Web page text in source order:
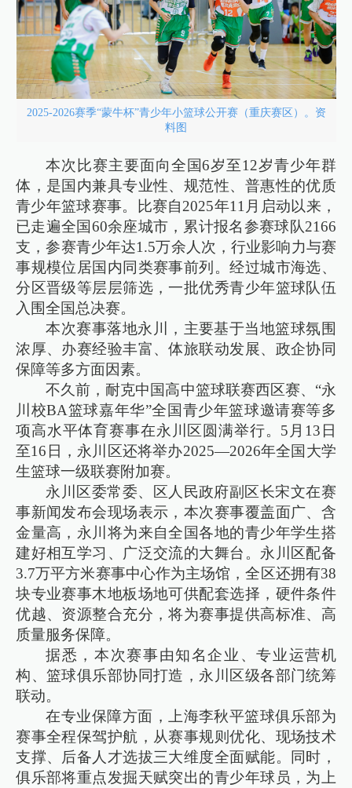
2025-2026赛季“蒙牛杯”青少年小篮球公开赛（重庆赛区）。资
料图
本次比赛主要面向全国6岁至12岁青少年群
体，是国内兼具专业性、规范性、普惠性的优质
青少年篮球赛事。比赛自2025年11月启动以来，
已走遍全国60余座城市，累计报名参赛球队2166
支，参赛青少年达1.5万余人次，行业影响力与赛
事规模位居国内同类赛事前列。经过城市海选、
分区晋级等层层筛选，一批优秀青少年篮球队伍
入围全国总决赛。
本次赛事落地永川，主要基于当地篮球氛围
浓厚、办赛经验丰富、体旅联动发展、政企协同
保障等多方面因素。
不久前，耐克中国高中篮球联赛西区赛、“永
川校BA篮球嘉年华”全国青少年篮球邀请赛等多
项高水平体育赛事在永川区圆满举行。5月13日
至16日，永川区还将举办2025—2026年全国大学
生篮球一级联赛附加赛。
永川区委常委、区人民政府副区长宋文在赛
事新闻发布会现场表示，本次赛事覆盖面广、含
金量高，永川将为来自全国各地的青少年学生搭
建好相互学习、广泛交流的大舞台。永川区配备
3.7万平方米赛事中心作为主场馆，全区还拥有38
块专业赛事木地板场地可供配套选择，硬件条件
优越、资源整合充分，将为赛事提供高标准、高
质量服务保障。
据悉，本次赛事由知名企业、专业运营机
构、篮球俱乐部协同打造，永川区级各部门统筹
联动。
在专业保障方面，上海李秋平篮球俱乐部为
赛事全程保驾护航，从赛事规则优化、现场技术
支撑、后备人才选拔三大维度全面赋能。同时，
俱乐部将重点发掘天赋突出的青少年球员，为上